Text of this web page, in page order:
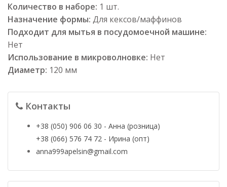
Количество в наборе: 1 шт.
Назначение формы: Для кексов/маффинов
Подходит для мытья в посудомоечной машине:
Нет
Использование в микроволновке: Нет
Диаметр: 120 мм
Контакты
+38 (050) 906 06 30 - Анна (розница)
+38 (066) 576 74 72 - Ирина (опт)
anna999apelsin@gmail.com